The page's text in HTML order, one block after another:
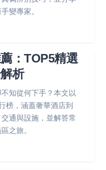
變專家。
：TOP5精選
析
知從何下手？本文以
榜，涵蓋奢華酒店到
通與設施，並解答常
之旅。